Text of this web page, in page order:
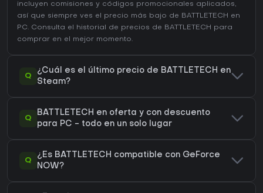
incluyen comisiones y códigos promocionales aplicados,
así que siempre ves el precio más bajo de BATTLETECH en
PC. Consulta el historial de precios de BATTLETECH para
comprar en el mejor momento.
Q
¿Cuál es el último precio de BATTLETECH en
Steam?
Q
BATTLETECH en oferta y con descuento
para PC - todo en un solo lugar
Q
¿Es BATTLETECH compatible con GeForce
NOW?